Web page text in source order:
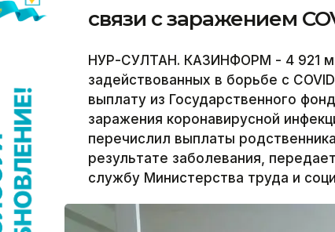
связи с заражением
НУР-СУЛТАН. КАЗИНФОРМ - 4 921
задействованных в борьбе с
выплату из Государственного
заражения коронавирусной
перечислил выплаты
результате заболевания,
службу Министерства труда и